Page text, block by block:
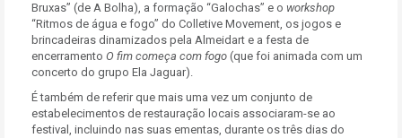
Bruxas” (de A Bolha), a formação “Galochas” e o workshop
“Ritmos de água e fogo” do Colletive Movement, os jogos e
brincadeiras dinamizados pela Almeidart e a festa de
encerramento O fim começa com fogo (que foi animada com um
concerto do grupo Ela Jaguar).
É também de referir que mais uma vez um conjunto de
estabelecimentos de restauração locais associaram-se ao
festival, incluindo nas suas ementas, durante os três dias do